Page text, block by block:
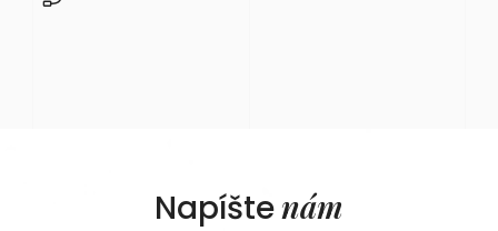
Napíštenám